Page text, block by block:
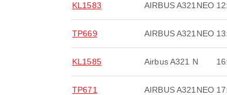
KL1583 AIRBUS A321NEO
TP669 AIRBUS A321NEO
KL1585 Airbus A321 N
TP671 AIRBUS A321NEO